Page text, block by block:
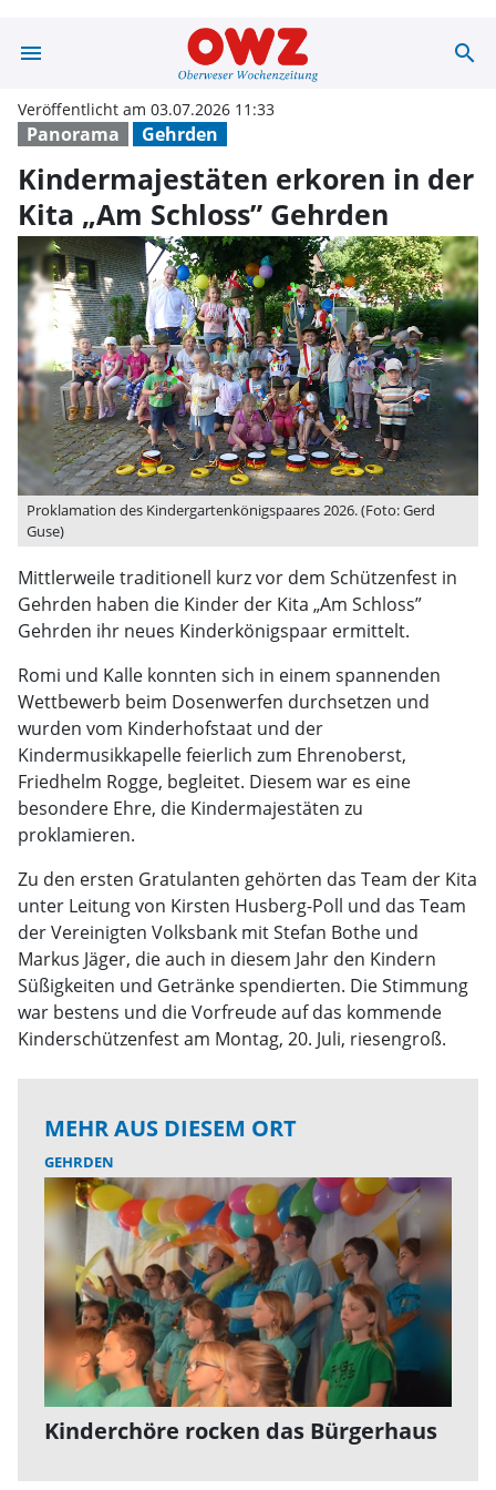
menu search
Panorama Gehrden
Veröffentlicht am 03.07.2026 11:33
Kindermajestäten erkoren in der
Kita „Am Schloss” Gehrden
Proklamation des Kindergartenkönigspaares 2026. (Foto: Gerd
Guse)
Mittlerweile traditionell kurz vor dem Schützenfest in
Gehrden haben die Kinder der Kita „Am Schloss”
Gehrden ihr neues Kinderkönigspaar ermittelt.
Romi und Kalle konnten sich in einem spannenden
Wettbewerb beim Dosenwerfen durchsetzen und
wurden vom Kinderhofstaat und der
Kindermusikkapelle feierlich zum Ehrenoberst,
Friedhelm Rogge, begleitet. Diesem war es eine
besondere Ehre, die Kindermajestäten zu
proklamieren.
Zu den ersten Gratulanten gehörten das Team der Kita
unter Leitung von Kirsten Husberg-Poll und das Team
der Vereinigten Volksbank mit Stefan Bothe und
Markus Jäger, die auch in diesem Jahr den Kindern
Süßigkeiten und Getränke spendierten. Die Stimmung
war bestens und die Vorfreude auf das kommende
Kinderschützenfest am Montag, 20. Juli, riesengroß.
MEHR AUS DIESEM ORT
GEHRDEN
Kinderchöre rocken das Bürgerhaus